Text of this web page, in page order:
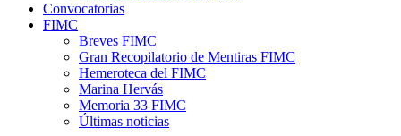
Convocatorias
FIMC
Breves FIMC
Gran Recopilatorio de Mentiras FIMC
Hemeroteca del FIMC
Marina Hervás
Memoria 33 FIMC
Últimas noticias